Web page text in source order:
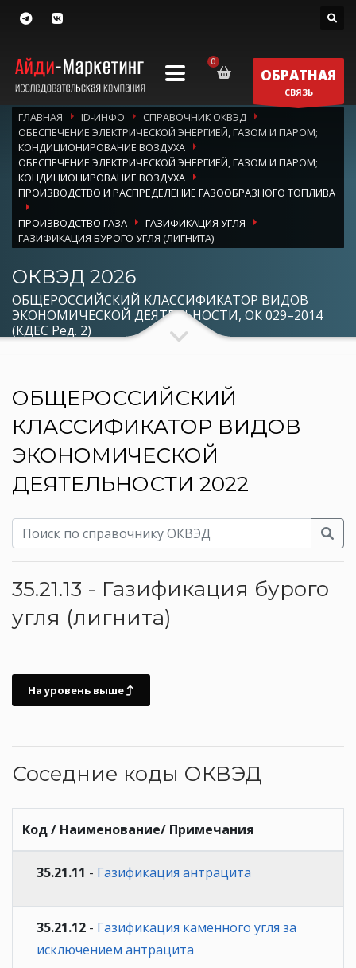
ОБРАТНАЯ
СВЯЗЬ
ГЛАВНАЯ ID-ИНФО
СПРАВОЧНИК ОКВЭД
ОБЕСПЕЧЕНИЕ ЭЛЕКТРИЧЕСКОЙ ЭНЕРГИЕЙ, ГАЗОМ И ПАРОМ;
КОНДИЦИОНИРОВАНИЕ ВОЗДУХА
ОБЕСПЕЧЕНИЕ ЭЛЕКТРИЧЕСКОЙ ЭНЕРГИЕЙ, ГАЗОМ И ПАРОМ;
КОНДИЦИОНИРОВАНИЕ ВОЗДУХА
ПРОИЗВОДСТВО И РАСПРЕДЕЛЕНИЕ ГАЗООБРАЗНОГО ТОПЛИВА
ПРОИЗВОДСТВО ГАЗА
ГАЗИФИКАЦИЯ УГЛЯ
ГАЗИФИКАЦИЯ БУРОГО УГЛЯ (ЛИГНИТА)
ОКВЭД 2026
ОБЩЕРОССИЙСКИЙ КЛАССИФИКАТОР ВИДОВ
ЭКОНОМИЧЕСКОЙ ДЕЯТЕЛЬНОСТИ, ОК 029–2014
(КДЕС Ред. 2)
ОБЩЕРОССИЙСКИЙ
КЛАССИФИКАТОР ВИДОВ
ЭКОНОМИЧЕСКОЙ
ДЕЯТЕЛЬНОСТИ 2022
35.21.13 - Газификация бурого
угля (лигнита)
На уровень выше
Соседние коды ОКВЭД
Код / Наименование/ Примечания
35.21.11 - Газификация антрацита
35.21.12 - Газификация каменного угля за
исключением антрацита